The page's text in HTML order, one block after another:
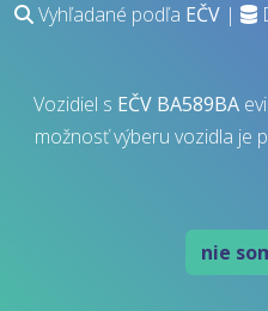
Vyhľadané podľa EČV |
Vozidiel s EČV BA589BA
možnosť výberu vozidla je
nie